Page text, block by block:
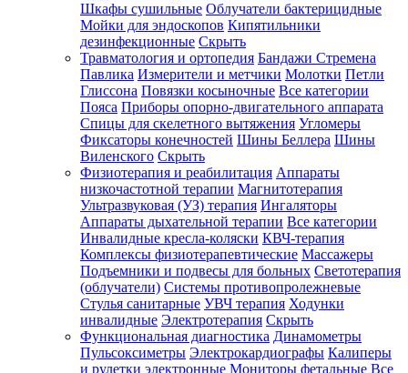
Шкафы сушильные Облучатели бактерицидные
Мойки для эндоскопов Кипятильники
дезинфекционные Скрыть
Травматология и ортопедия Бандажи Стремена
Павлика Измерители и метчики Молотки Петли
Глиссона Повязки косыночные Все категории
Пояса Приборы опорно-двигательного аппарата
Спицы для скелетного вытяжения Угломеры
Фиксаторы конечностей Шины Беллера Шины
Виленского Скрыть
Физиотерапия и реабилитация Аппараты
низкочастотной терапии Магнитотерапия
Ультразвуковая (УЗ) терапия Ингаляторы
Аппараты дыхательной терапии Все категории
Инвалидные кресла-коляски КВЧ-терапия
Комплексы физиотерапевтические Массажеры
Подъемники и подвесы для больных Светотерапия
(облучатели) Системы противопролежневые
Стулья санитарные УВЧ терапия Ходунки
инвалидные Электротерапия Скрыть
Функциональная диагностика Динамометры
Пульсоксиметры Электрокардиографы Калиперы
и рулетки электронные Мониторы фетальные Все